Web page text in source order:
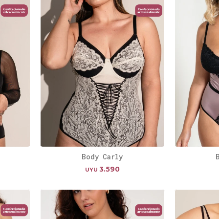
Body Carly
UYU 3.590